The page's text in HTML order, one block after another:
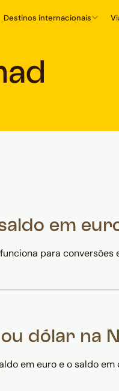
Destinos internacionais
em
para
dólar na
em euro e o saldo